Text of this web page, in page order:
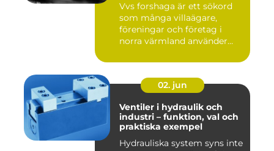
Vvs forshaga är ett sökord
som många villaägare,
föreningar och företag i
norra värmland använder
02. jun
Ventiler i hydraulik och
industri – funktion, val och
praktiska exempel
Hydrauliska system syns inte